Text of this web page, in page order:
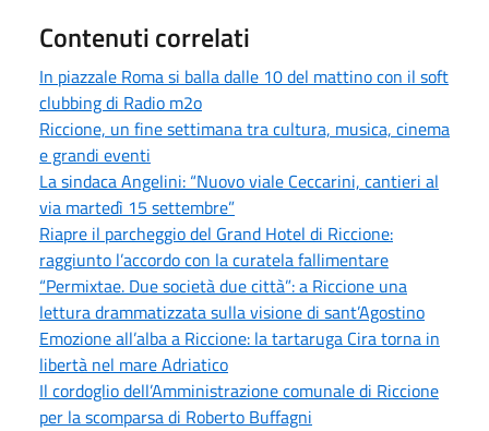
Contenuti correlati
In piazzale Roma si balla dalle 10 del mattino con il soft
clubbing di Radio m2o
Riccione, un fine settimana tra cultura, musica, cinema
e grandi eventi
La sindaca Angelini: “Nuovo viale Ceccarini, cantieri al
via martedì 15 settembre”
Riapre il parcheggio del Grand Hotel di Riccione:
raggiunto l’accordo con la curatela fallimentare
“Permixtae. Due società due città”: a Riccione una
lettura drammatizzata sulla visione di sant’Agostino
Emozione all’alba a Riccione: la tartaruga Cira torna in
libertà nel mare Adriatico
Il cordoglio dell’Amministrazione comunale di Riccione
per la scomparsa di Roberto Buffagni